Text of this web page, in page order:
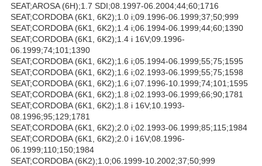
SEAT;AROSA (6H);1.7 SDI;08.1997-06.2004;44;60;1716
SEAT;CORDOBA (6K1, 6K2);1.0 i;09.1996-06.1999;37;50;999
SEAT;CORDOBA (6K1, 6K2);1.4 i;06.1994-06.1999;44;60;1390
SEAT;CORDOBA (6K1, 6K2);1.4 i 16V;09.1996-
06.1999;74;101;1390
SEAT;CORDOBA (6K1, 6K2);1.6 i;05.1994-06.1999;55;75;1595
SEAT;CORDOBA (6K1, 6K2);1.6 i;02.1993-06.1999;55;75;1598
SEAT;CORDOBA (6K1, 6K2);1.6 i;07.1996-10.1999;74;101;1595
SEAT;CORDOBA (6K1, 6K2);1.8 i;02.1993-06.1999;66;90;1781
SEAT;CORDOBA (6K1, 6K2);1.8 i 16V;10.1993-
08.1996;95;129;1781
SEAT;CORDOBA (6K1, 6K2);2.0 i;02.1993-06.1999;85;115;1984
SEAT;CORDOBA (6K1, 6K2);2.0 i 16V;08.1996-
06.1999;110;150;1984
SEAT;CORDOBA (6K2);1.0;06.1999-10.2002;37;50;999